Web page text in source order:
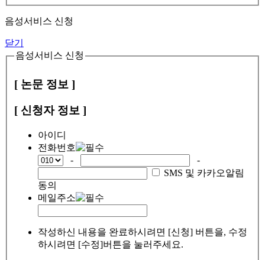
음성서비스 신청
닫기
음성서비스 신청
[ 논문 정보 ]
[ 신청자 정보 ]
아이디
전화번호
-
-
SMS 및 카카오알림
동의
메일주소
작성하신 내용을 완료하시려면 [신청] 버튼을, 수정
하시려면 [수정]버튼을 눌러주세요.